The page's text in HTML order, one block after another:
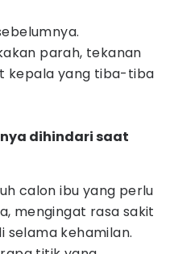
parah, tekanan
kepala yang tiba-tiba
dihindari saat
calon ibu yang perlu
mengingat rasa sakit
selama kehamilan.